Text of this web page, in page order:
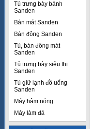
Tủ trưng bày bánh
Sanden
Bàn mát Sanden
Bàn đông Sanden
Tủ, bàn đông mát
Sanden
Tủ trưng bày siêu thị
Sanden
Tủ giữ lạnh đồ uống
Sanden
Máy hâm nóng
Máy làm đá